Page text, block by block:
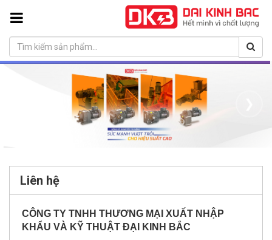
Liên hệ
CÔNG TY TNHH THƯƠNG MẠI XUẤT NHẬP
KHẨU VÀ KỸ THUẬT ĐẠI KINH BẮC
Địa chỉ Văn phòng và Kho hàng